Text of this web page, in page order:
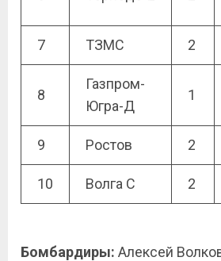
7 ТЗМС 2
8
Газпром-
Югра-Д
1
9 Ростов 2
10 Волга С 2
Бомбардиры: Алексей